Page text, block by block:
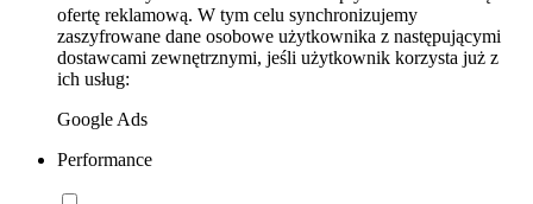
ofertę reklamową. W tym celu synchronizujemy
zaszyfrowane dane osobowe użytkownika z następującymi
dostawcami zewnętrznymi, jeśli użytkownik korzysta już z
ich usług:
Google Ads
Performance